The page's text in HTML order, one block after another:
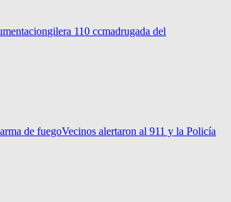
gilera 110 ccmadrugada del
de fuegoVecinos alertaron al 911 y la Policía